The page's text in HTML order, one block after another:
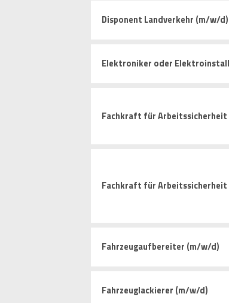
Disponent Landverkehr (m/w/d)
Elektroniker oder
Fachkraft für Arbeitssicherheit
Fachkraft für Arbeitssicherheit
Fahrzeugaufbereiter (m/w/d)
Fahrzeuglackierer (m/w/d)